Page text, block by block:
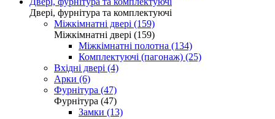
Двері, фурнітура та комплектуючі
Міжкімнатні двері (159)
Міжкімнатні двері (159)
Міжкімнатні полотна (134)
Комплектуючі (пагонаж) (25)
Вхідні двері (4)
Арки (6)
Фурнітура (47)
Фурнітура (47)
Замки (13)